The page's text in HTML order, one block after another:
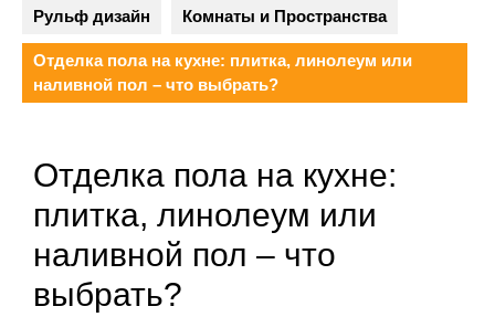
Рульф дизайн Комнаты и Пространства
Отделка пола на кухне: плитка, линолеум или
наливной пол – что выбрать?
Отделка пола на кухне:
плитка, линолеум или
наливной пол – что
выбрать?